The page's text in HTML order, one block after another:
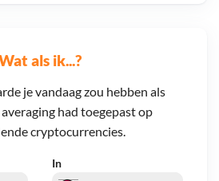
als ik...?
je vandaag zou hebben als
had toegepast op
cryptocurrencies.
In